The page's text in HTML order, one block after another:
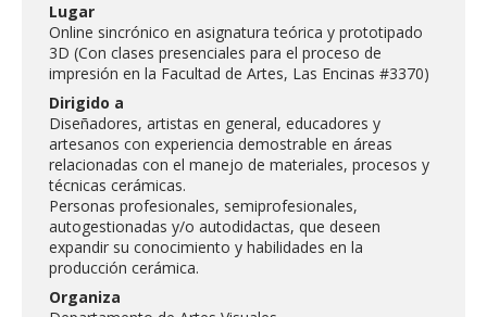
Estudiantes
Académicas/os
Funcionarias/os
Egresadas/os
Lugar
Online sincrónico en asignatura teórica y prototipado
3D (Con clases presenciales para el proceso de
impresión en la Facultad de Artes, Las Encinas #3370)
Dirigido a
Diseñadores, artistas en general, educadores y
artesanos con experiencia demostrable en áreas
relacionadas con el manejo de materiales, procesos y
técnicas cerámicas.
Personas profesionales, semiprofesionales,
autogestionadas y/o autodidactas, que deseen
expandir su conocimiento y habilidades en la
producción cerámica.
Organiza